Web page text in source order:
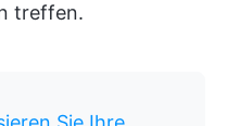
treffen.